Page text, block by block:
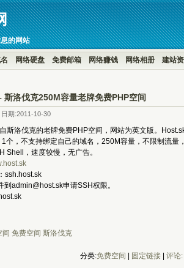
的网站
网络硬盘 免费邮箱 网络赚钱 网络相册 建站
洛伐克250M容量老牌免费PHP空间
期:2011-10-30
洛伐克的老牌免费PHP空间，网站为英文版。
1个，不支持绑定自己的域名，250M容量，不限制流
Shell，速度较慢，无广告。
admin@host.sk申请SSH权限。
间 免费空间 斯洛伐克
分类:免费空间 固定链接 评论